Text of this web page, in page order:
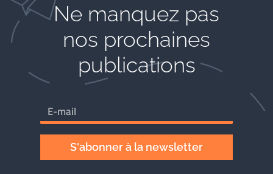
Ne manquez pas
nos prochaines
publications
S'abonner à la newsletter